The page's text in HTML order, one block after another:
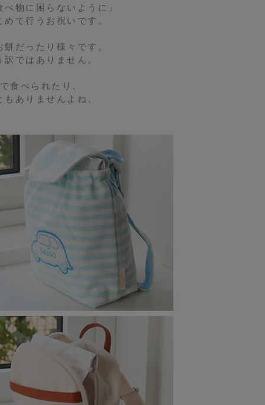
物に困らないように」
て行うお祝いです。
だったり様々です。
ではありません。
食べられたり、
ありませんよね。